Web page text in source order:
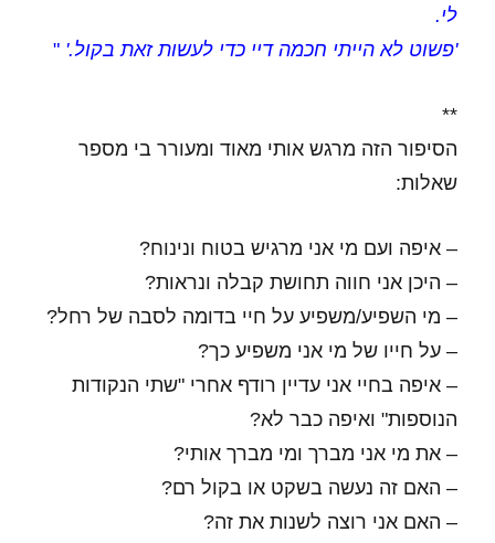
לי.
'פשוט לא הייתי חכמה דיי כדי לעשות זאת בקול.' "
**
הסיפור הזה מרגש אותי מאוד ומעורר בי מספר
שאלות:
– איפה ועם מי אני מרגיש בטוח ונינוח?
– היכן אני חווה תחושת קבלה ונראות?
– מי השפיע/משפיע על חיי בדומה לסבה של רחל?
– על חייו של מי אני משפיע כך?
– איפה בחיי אני עדיין רודף אחרי "שתי הנקודות
הנוספות" ואיפה כבר לא?
– את מי אני מברך ומי מברך אותי?
– האם זה נעשה בשקט או בקול רם?
– האם אני רוצה לשנות את זה?